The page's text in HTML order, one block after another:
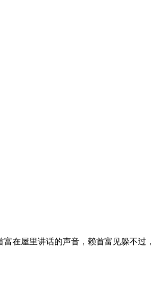
在屋里讲话的声音，赖首富见躲不过